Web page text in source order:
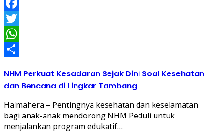
Facebook
Twitter
WhatsApp
NHM Perkuat Kesadaran Sejak Dini Soal Kesehatan
dan Bencana di Lingkar Tambang
Halmahera – Pentingnya kesehatan dan keselamatan
bagi anak-anak mendorong NHM Peduli untuk
menjalankan program edukatif…